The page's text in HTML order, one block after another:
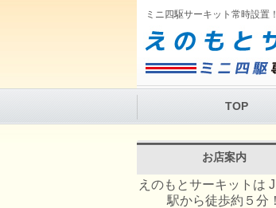
ミニ四駆サーキット常時設置
TOP
お店案内
えのもとサーキットは
駅から徒歩約５分！